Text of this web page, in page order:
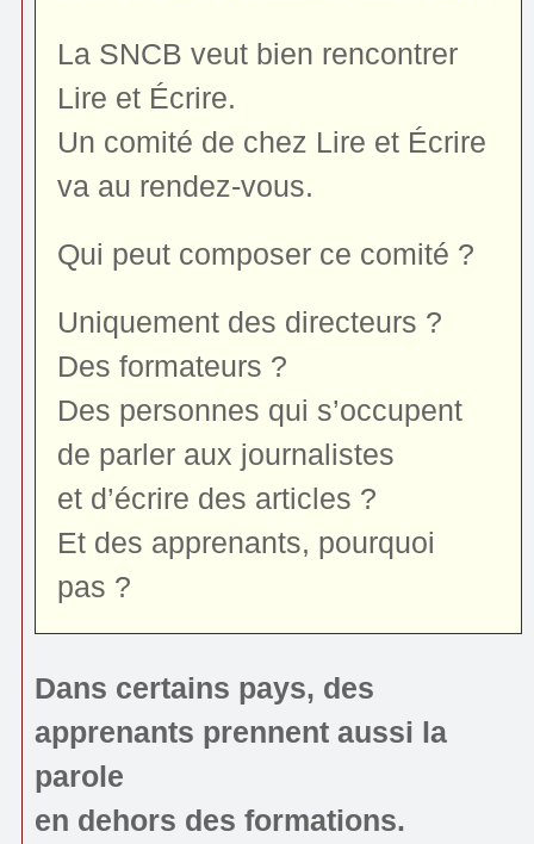
La SNCB veut bien rencontrer
Lire et Écrire.
Un comité de chez Lire et Écrire
va au rendez-vous.
Qui peut composer ce comité ?
Uniquement des directeurs ?
Des formateurs ?
Des personnes qui s’occupent
de parler aux journalistes
et d’écrire des articles ?
Et des apprenants, pourquoi
pas ?
Dans certains pays, des
apprenants prennent aussi la
parole
en dehors des formations.